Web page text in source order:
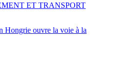
Hongrie ouvre la voie à la
ET TRANSPORT